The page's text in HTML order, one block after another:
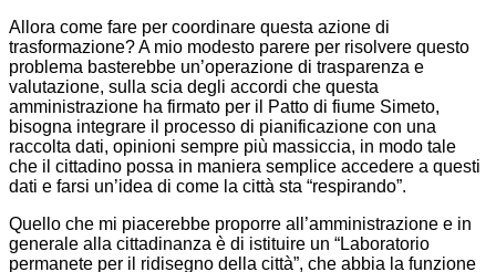
Allora come fare per coordinare questa azione di
trasformazione? A mio modesto parere per risolvere questo
problema basterebbe un’operazione di trasparenza e
valutazione, sulla scia degli accordi che questa
amministrazione ha firmato per il Patto di fiume Simeto,
bisogna integrare il processo di pianificazione con una
raccolta dati, opinioni sempre più massiccia, in modo tale
che il cittadino possa in maniera semplice accedere a questi
dati e farsi un’idea di come la città sta “respirando”.
Quello che mi piacerebbe proporre all’amministrazione e in
generale alla cittadinanza è di istituire un “Laboratorio
permanete per il ridisegno della città”, che abbia la funzione